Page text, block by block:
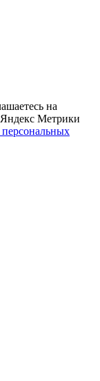
на
Яндекс Метрики